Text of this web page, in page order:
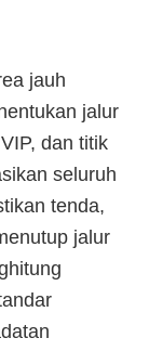
jauh
jalur
dan titik
seluruh
tenda,
jalur